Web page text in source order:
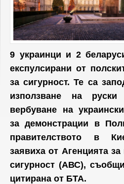
9 украинци и 2
експулсирани от
за сигурност. Те са
използване на
вербуване на
за демонстрации в
правителството в
заявиха от Агенцията
сигурност (AВС),
цитирана от БТА.